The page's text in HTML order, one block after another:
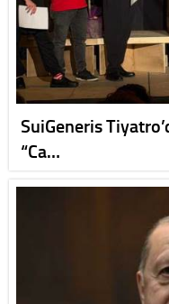
SuiGeneris
“Ca…